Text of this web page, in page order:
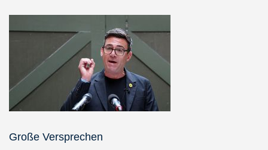
Große Versprechen